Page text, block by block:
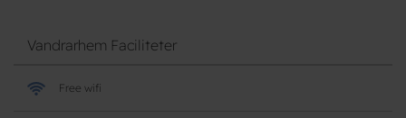
Vandrarhem Faciliteter
Free wifi